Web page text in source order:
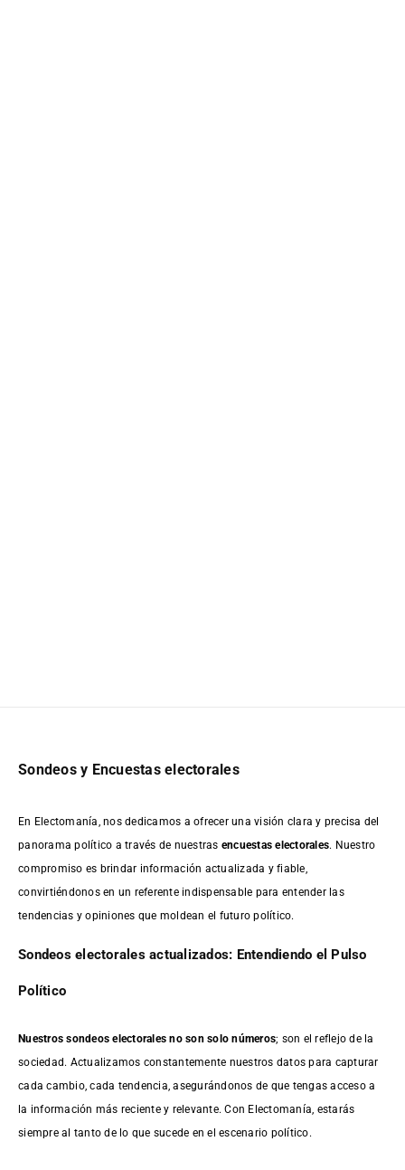
Sondeos y Encuestas electorales
En Electomanía, nos dedicamos a ofrecer una visión clara y precisa del
panorama político a través de nuestras encuestas electorales. Nuestro
compromiso es brindar información actualizada y fiable,
convirtiéndonos en un referente indispensable para entender las
tendencias y opiniones que moldean el futuro político.
Sondeos electorales actualizados: Entendiendo el Pulso
Político
Nuestros sondeos electorales no son solo números; son el reflejo de la
sociedad. Actualizamos constantemente nuestros datos para capturar
cada cambio, cada tendencia, asegurándonos de que tengas acceso a
la información más reciente y relevante. Con Electomanía, estarás
siempre al tanto de lo que sucede en el escenario político.